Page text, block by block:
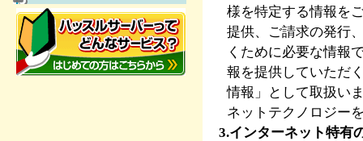
様を特定する情報を
提供、ご請求の発行
くために必要な情報
報を提供していただ
情報」として取扱い
ネットテクノロジー
3.インターネット特有